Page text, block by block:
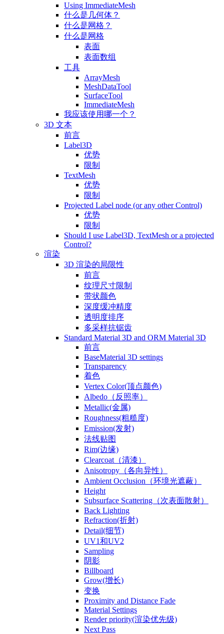
Using ImmediateMesh
什么是几何体？
什么是网格？
什么是网格
表面
表面数组
工具
ArrayMesh
MeshDataTool
SurfaceTool
ImmediateMesh
我应该使用哪一个？
3D 文本
前言
Label3D
优势
限制
TextMesh
优势
限制
Projected Label node (or any other Control)
优势
限制
Should I use Label3D, TextMesh or a projected
Control?
渲染
3D 渲染的局限性
前言
纹理尺寸限制
带状颜色
深度缓冲精度
透明度排序
多采样抗锯齿
Standard Material 3D and ORM Material 3D
前言
BaseMaterial 3D settings
Transparency
着色
Vertex Color(顶点颜色)
Albedo（反照率）
Metallic(金属)
Roughness(粗糙度)
Emission(发射)
法线贴图
Rim(边缘)
Clearcoat（清漆）
Anisotropy（各向异性）
Ambient Occlusion（环境光遮蔽）
Height
Subsurface Scattering（次表面散射）
Back Lighting
Refraction(折射)
Detail(细节)
UV1和UV2
Sampling
阴影
Billboard
Grow(增长)
变换
Proximity and Distance Fade
Material Settings
Render priority(渲染优先级)
Next Pass